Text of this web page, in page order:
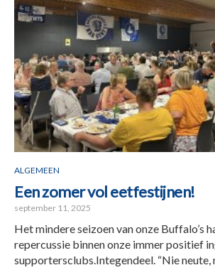
ALGEMEEN
Een zomer vol eetfestijnen!
september 11, 2025
Het mindere seizoen van onze Buffalo’s
repercussie binnen onze immer positief
supportersclubs.Integendeel. “Nie neute,